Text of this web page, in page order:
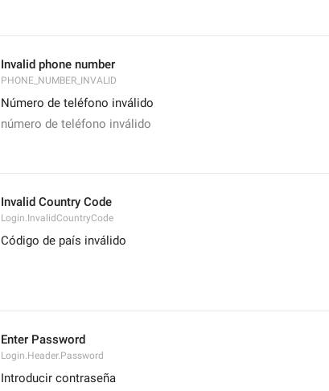
Invalid phone number
PHONE_NUMBER_INVALID
Número de teléfono inválido
número de teléfono inválido
Invalid Country Code
Login.InvalidCountryCode
Código de país inválido
Enter Password
Login.Header.Password
Introducir contraseña